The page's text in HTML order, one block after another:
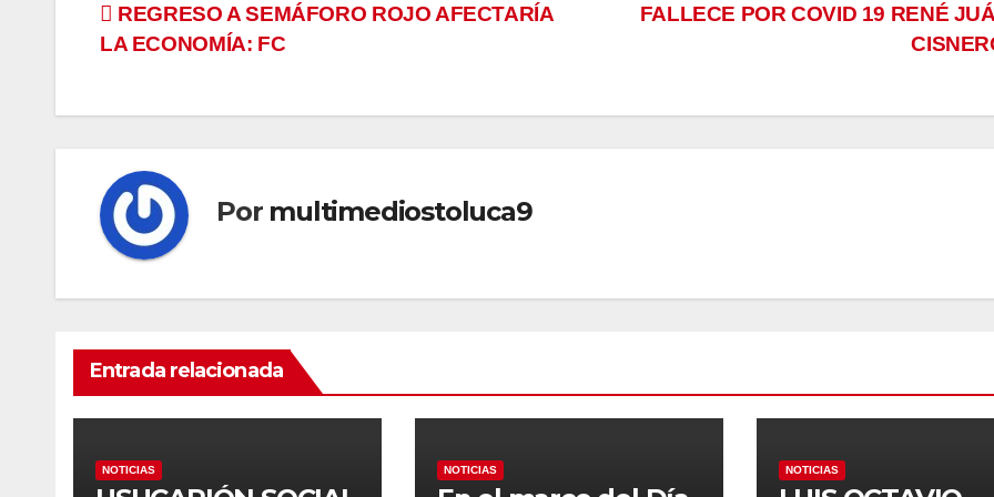
Navegación
entradas
FALLECE POR COVID 19 RENÉ
REGRESO A SEMÁFORO ROJO AFECTARÍA
LA ECONOMÍA: FC
Por multimediostoluca9
Entrada relacionada
NOTICIAS NOTICIAS NOTICIAS